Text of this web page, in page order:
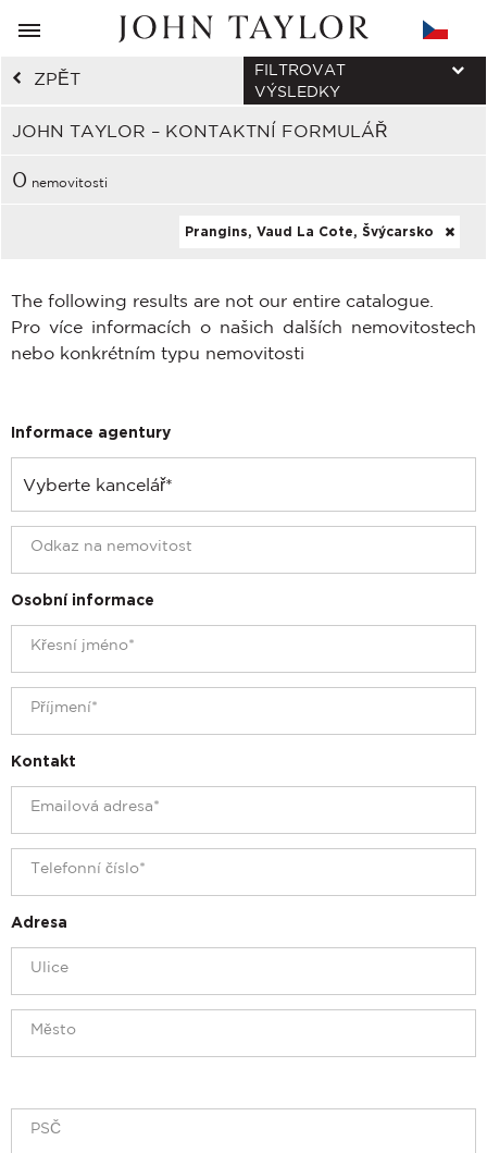
ZPĚT
JOHN TAYLOR – KONTAKTNÍ FORMULÁŘ
FILTROVAT
VÝSLEDKY
0 nemovitosti
Prangins, Vaud La Cote, Švýcarsko
The following results are not our entire catalogue.
Pro více informacích o našich dalších nemovitostech
nebo konkrétním typu nemovitosti
Informace agentury
Osobní informace
Kontakt
Adresa